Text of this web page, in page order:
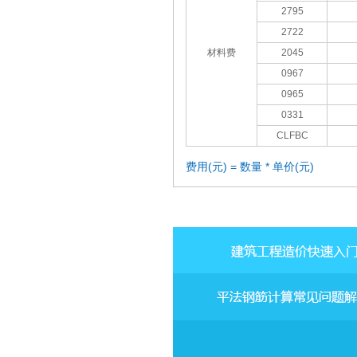
材料费
2795
2722
2045
0967
0965
0331
CLFBC
费用(元) = 数量 * 单价(元)